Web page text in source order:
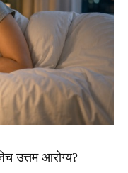
उत्तम आरोग्य?